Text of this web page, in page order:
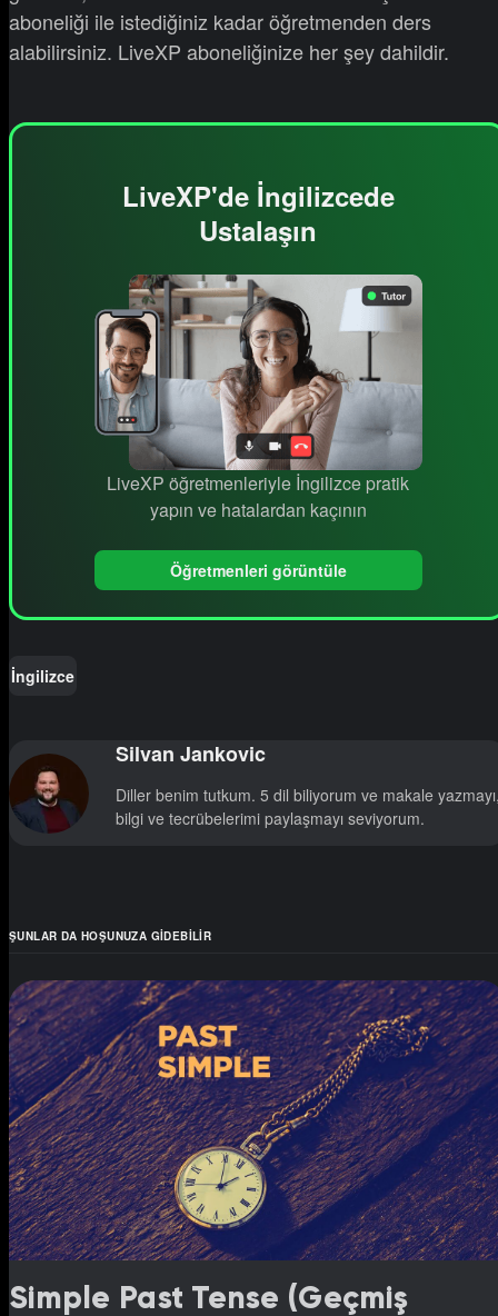
aboneliği ile istediğiniz kadar öğretmenden ders
alabilirsiniz. LiveXP aboneliğinize her şey dahildir.
LiveXP'de İngilizcede
Ustalaşın
LiveXP öğretmenleriyle İngilizce pratik
yapın ve hatalardan kaçının
Öğretmenleri görüntüle
İngilizce
Silvan Jankovic
Diller benim tutkum. 5 dil biliyorum ve makale
bilgi ve tecrübelerimi paylaşmayı seviyorum.
ŞUNLAR DA HOŞUNUZA GIDEBILIR
Simple Past Tense (Geçmiş